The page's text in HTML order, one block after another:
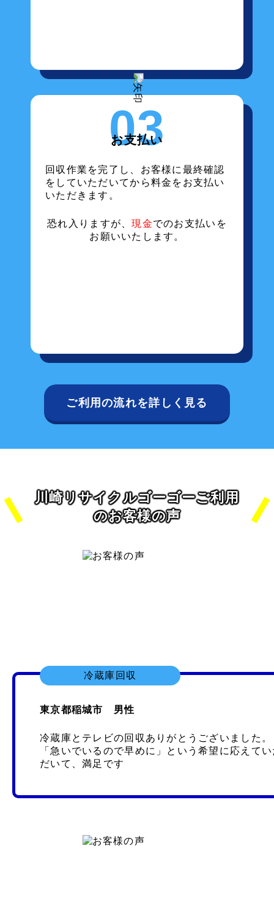
03
お支払い
回収作業を完了し、お客様に最終確認
をしていただいてから料金をお支払い
いただきます。
恐れ入りますが、現金でのお支払いを
お願いいたします。
ご利用の流れを詳しく見る
川崎リサイクルゴーゴーご利用
のお客様の声
冷蔵庫回収
東京都稲城市 男性
冷蔵庫とテレビの回収ありがとうございました。
「急いでいるので早めに」という希望に応えて
だいて、満足です